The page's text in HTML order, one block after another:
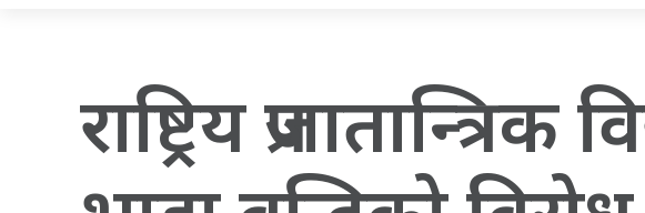
राष्ट्रिय